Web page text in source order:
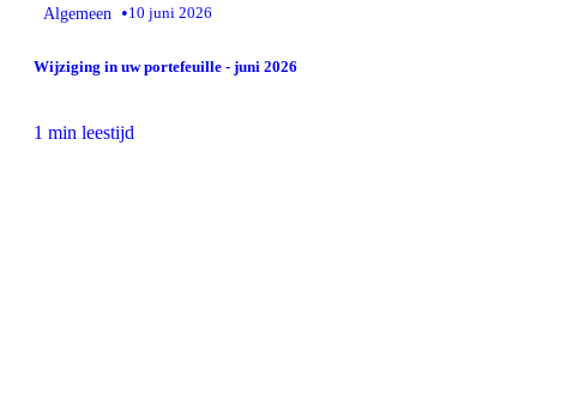
Algemeen •10 juni 2026
Wijziging in uw portefeuille - juni 2026
1 min leestijd